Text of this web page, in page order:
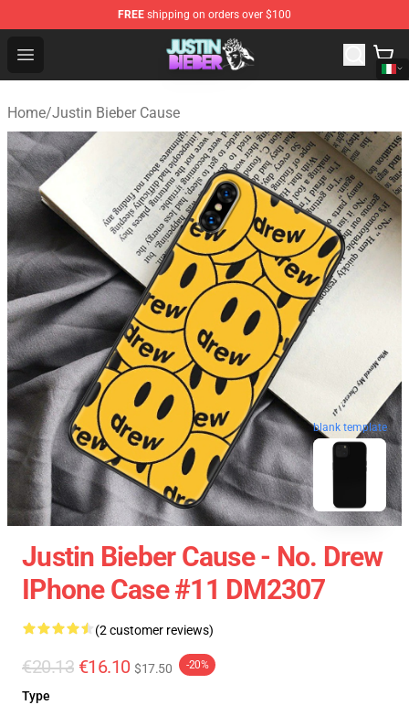
FREE shipping on orders over $100
Open menu
Justin Bieber Store - Official Justin Bieber Merchandise
Home/Justin Bieber Cause
blank template
Justin Bieber Cause - No. Drew
IPhone Case #11 DM2307
(2 customer reviews)
€20.13 €16.10 $17.50 -20%
Type